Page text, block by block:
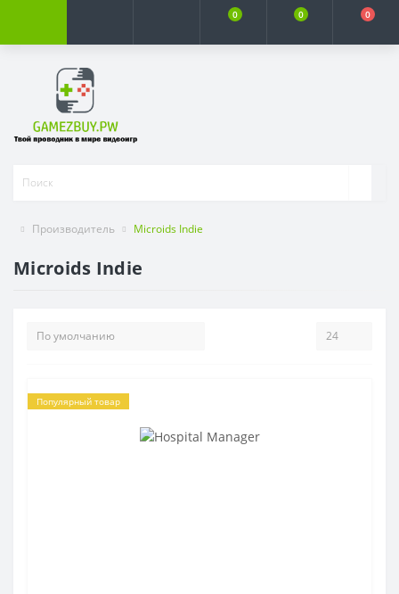
0 0 0
Производитель Microids Indie
Microids Indie
Популярный товар